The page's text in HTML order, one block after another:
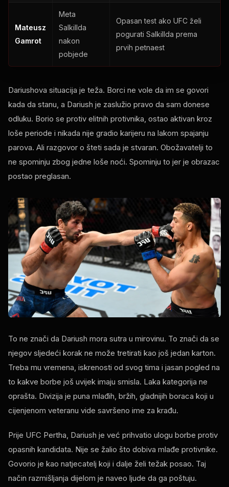
Mateusz
Gamrot
Meta
Salkillda
nakon
pobjede
Opasan test ako UFC želi
pogurati Salkillda prema
prvih petnaest
Dariushova situacija je teža. Borci ne vole da im se govori
kada da stanu, a Dariush je zaslužio pravo da sam donese
odluku. Borio se protiv elitnih protivnika, ostao aktivan kroz
loše periode i nikada nije gradio karijeru na lakom spajanju
parova. Ali razgovor o šteti sada je stvaran. Obožavatelji to
ne spominju zbog jedne loše noći. Spominju to jer je obrazac
postao preglasan.
To ne znači da Dariush mora sutra u mirovinu. To znači da se
njegov sljedeći korak ne može tretirati kao još jedan karton.
Treba mu vremena, iskrenosti od svog tima i jasan pogled na
to kakve borbe još uvijek imaju smisla. Laka kategorija ne
oprašta. Divizija je puna mlađih, bržih, gladnijih boraca koji u
cijenjenom veteranu vide savršeno ime za krađu.
Prije UFC Pertha, Dariush je već prihvatio ulogu borbe protiv
opasnih kandidata. Nije se žalio što dobiva mlađe protivnike.
Govorio je kao natjecatelj koji i dalje želi težak posao. Taj
način razmišljanja dijelom je naveo ljude da ga poštuju.